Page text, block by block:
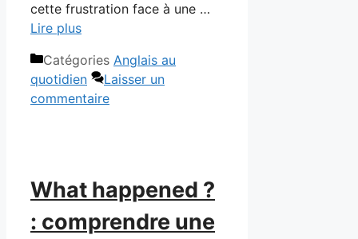
cette frustration face à une …
Lire plus
Catégories Anglais au
quotidien
Laisser un
commentaire
What happened ?
: comprendre une